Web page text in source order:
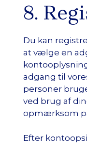
8.
Du kan
at vælge en
adgang til
personer
ved brug af
opmærksom
Efter